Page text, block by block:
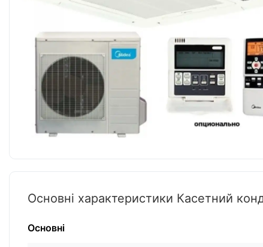
Основні характеристики Касетний
Основні